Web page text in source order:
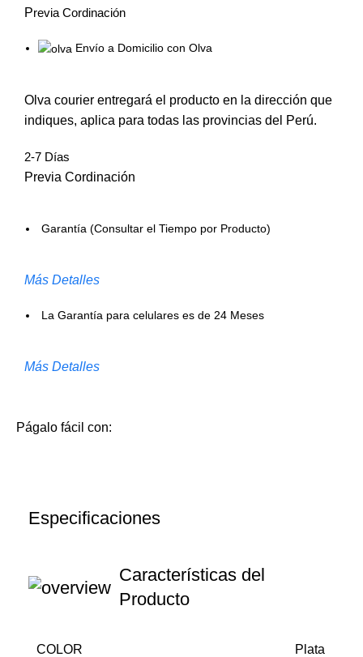
Previa Cordinación
Envío a Domicilio con Olva
Olva courier entregará el producto en la dirección que
indiques, aplica para todas las provincias del Perú.
2-7 Días
Previa Cordinación
Garantía (Consultar el Tiempo por Producto)
Más Detalles
La Garantía para celulares es de 24 Meses
Más Detalles
Págalo fácil con:
Especificaciones
Características del
Producto
COLOR Plata